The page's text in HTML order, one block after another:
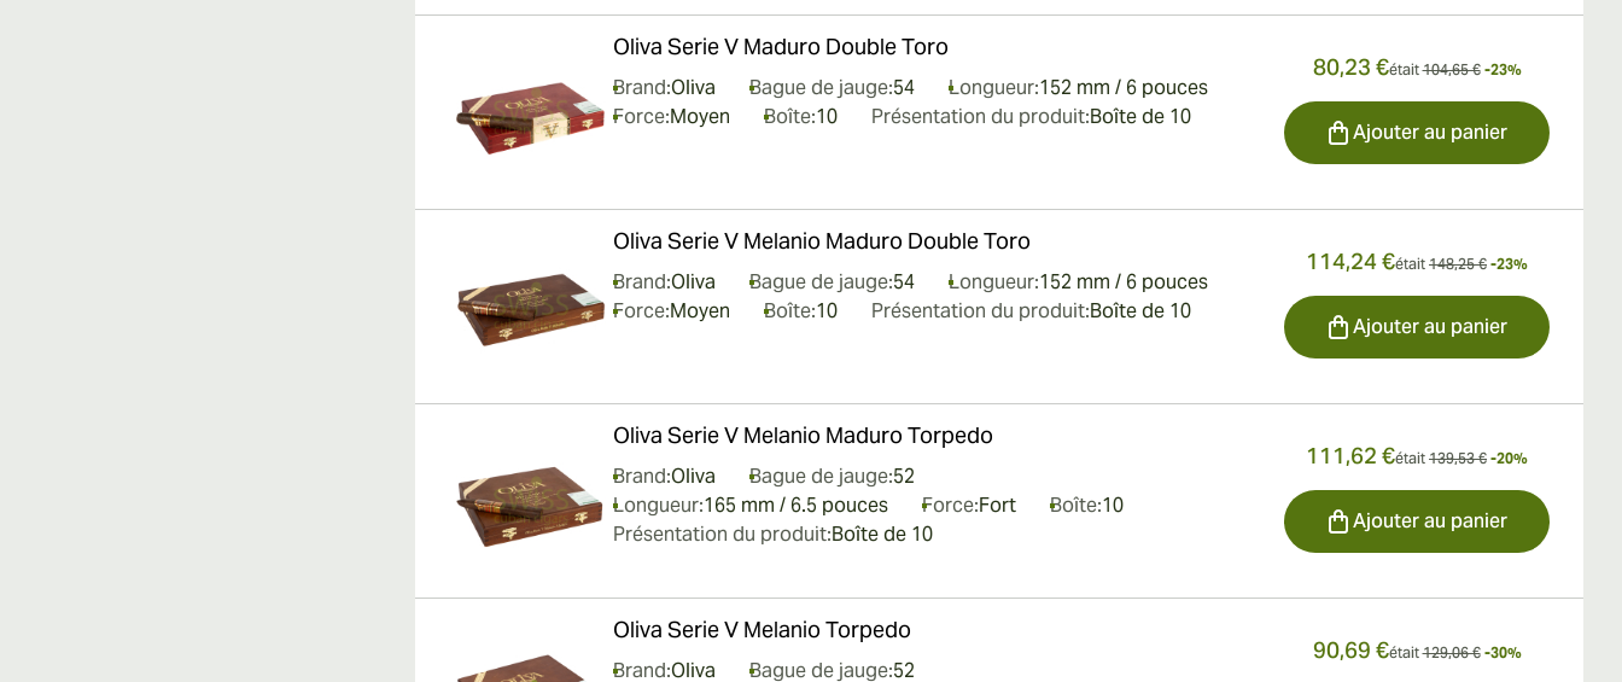
Oliva Serie V Maduro Double Toro
Brand:Oliva Bague de jauge:54 Longueur:152 mm / 6 pouces
Force:Moyen Boîte:10 Présentation du produit:Boîte de 10
80,23 €était 104,65 € -23%
Ajouter au panier
Oliva Serie V Melanio Maduro Double Toro
Brand:Oliva Bague de jauge:54 Longueur:152 mm / 6 pouces
Force:Moyen Boîte:10 Présentation du produit:Boîte de 10
114,24 €était 148,25 € -23%
Ajouter au panier
Oliva Serie V Melanio Maduro Torpedo
Brand:Oliva Bague de jauge:52
Longueur:165 mm / 6.5 pouces Force:Fort Boîte:10
Présentation du produit:Boîte de 10
111,62 €était 139,53 € -20%
Ajouter au panier
Oliva Serie V Melanio Torpedo
Brand:Oliva Bague de jauge:52
90,69 €était 129,06 € -30%